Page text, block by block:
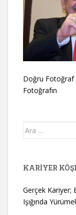
Doğru Fotoğraf
Fotoğrafın
Arama
KARIYER
Gerçek Kariyer;
Işığında